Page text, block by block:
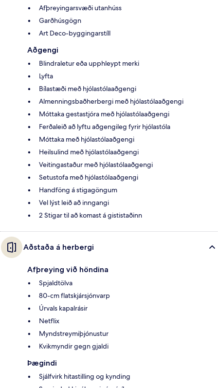
Afþreyingarsvæði utanhúss
Garðhúsgögn
Art Deco-byggingarstíll
Aðgengi
Blindraletur eða upphleypt merki
Lyfta
Bílastæði með hjólastólaaðgengi
Almenningsbaðherbergi með hjólastólaaðgengi
Móttaka gestastjóra með hjólastólaaðgengi
Ferðaleið að lyftu aðgengileg fyrir hjólastóla
Móttaka með hjólastólaaðgengi
Heilsulind með hjólastólaaðgengi
Veitingastaður með hjólastólaaðgengi
Setustofa með hjólastólaaðgengi
Handföng á stigagöngum
Vel lýst leið að inngangi
2 Stigar til að komast á gististaðinn
Aðstaða á herbergi
Afþreying við höndina
Spjaldtölva
80-cm flatskjársjónvarp
Úrvals kapalrásir
Netflix
Myndstreymiþjónustur
Kvikmyndir gegn gjaldi
Þægindi
Sjálfvirk hitastilling og kynding